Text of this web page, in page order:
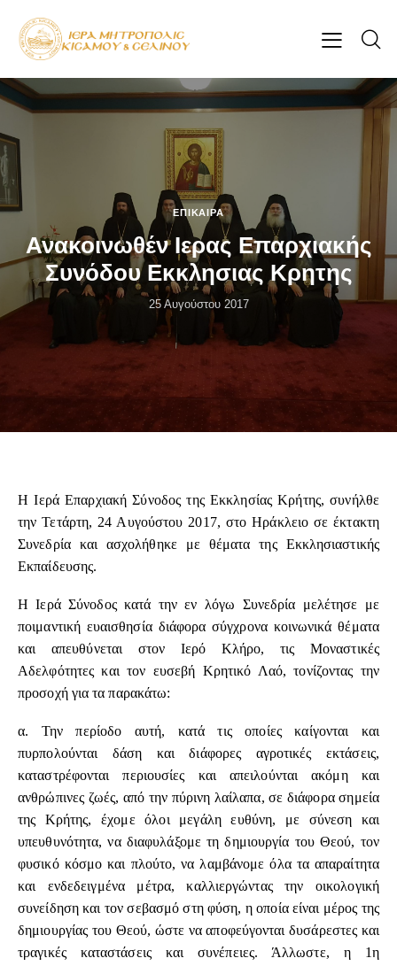
ΕΠΊΚΑΙΡΑ
Ανακοινωθέν Ιερας Επαρχιακής
Συνόδου Εκκλησιας Κρητης
25 Αυγούστου 2017
Η Ιερά Επαρχιακή Σύνοδος της Εκκλησίας Κρήτης, συνήλθε
την Τετάρτη, 24 Αυγούστου 2017, στο Ηράκλειο σε έκτακτη
Συνεδρία και ασχολήθηκε με θέματα της Εκκλησιαστικής
Εκπαίδευσης.
Η Ιερά Σύνοδος κατά την εν λόγω Συνεδρία μελέτησε με
ποιμαντική ευαισθησία διάφορα σύγχρονα κοινωνικά θέματα
και απευθύνεται στον Ιερό Κλήρο, τις Μοναστικές
Αδελφότητες και τον ευσεβή Κρητικό Λαό, τονίζοντας την
προσοχή για τα παρακάτω:
α. Την περίοδο αυτή, κατά τις οποίες καίγονται και
πυρπολούνται δάση και διάφορες αγροτικές εκτάσεις,
καταστρέφονται περιουσίες και απειλούνται ακόμη και
ανθρώπινες ζωές, από την πύρινη λαίλαπα, σε διάφορα σημεία
της Κρήτης, έχομε όλοι μεγάλη ευθύνη, με σύνεση και
υπευθυνότητα, να διαφυλάξομε τη δημιουργία του Θεού, τον
φυσικό κόσμο και πλούτο, να λαμβάνομε όλα τα απαραίτητα
και ενδεδειγμένα μέτρα, καλλιεργώντας την οικολογική
συνείδηση και τον σεβασμό στη φύση, η οποία είναι μέρος της
δημιουργίας του Θεού, ώστε να αποφεύγονται δυσάρεστες και
τραγικές καταστάσεις και συνέπειες. Άλλωστε, η 1η